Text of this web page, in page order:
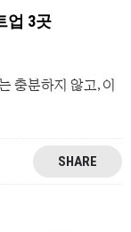
업 3곳
충분하지 않고, 이
SHARE